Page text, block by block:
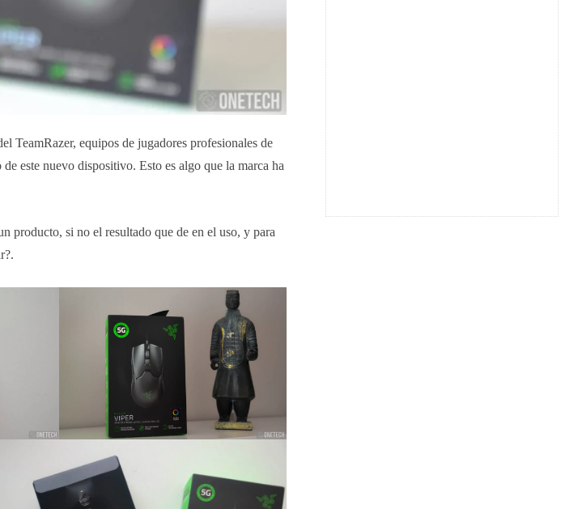
TeamRazer, equipos de jugadores profesionales de
este nuevo dispositivo. Esto es algo que la marca ha
producto, si no el resultado que de en el uso, y para